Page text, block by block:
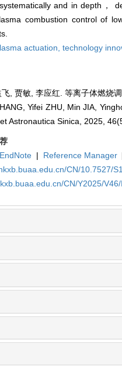
and in depth，
combustion control of
actuation, technology
, 贾敏, 李应红. 等离子体燃烧
Yifei ZHU, Min JIA,
Astronautica Sinica, 2025,
EndNote | Reference Manager
CN/10.7527/
CN/Y2025/